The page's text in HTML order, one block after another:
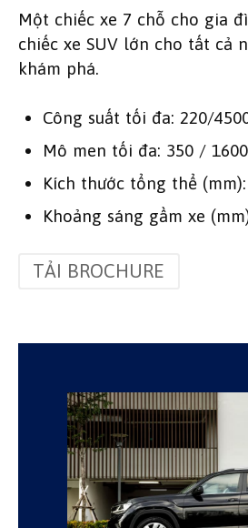
Một chiếc xe 7 chỗ cho gia
chiếc xe SUV lớn cho tất cả
khám phá.
Công suất tối đa: 220/
Mô men tối đa: 350 /
Kích thước tổng thể
Khoảng sáng gầm xe
TẢI BROCHURE